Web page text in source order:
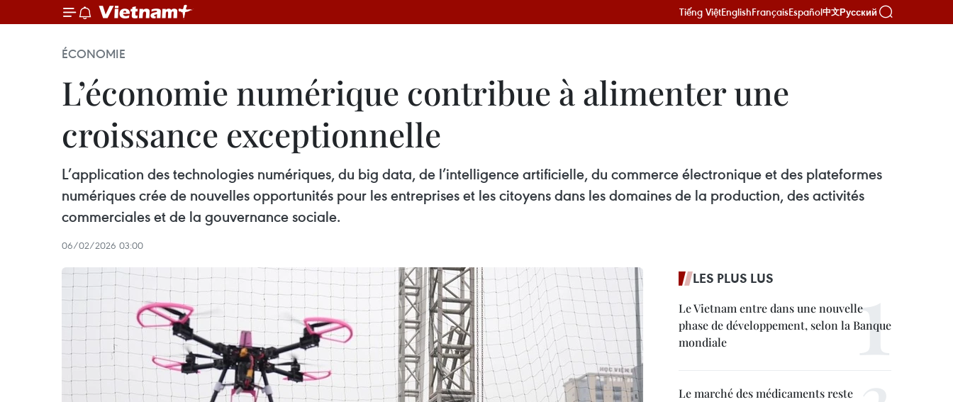
Tiếng ViệtEnglishFrançaisEspañol中文Русский
ÉCONOMIE
L’économie numérique contribue à alimenter une
croissance exceptionnelle
L’application des technologies numériques, du big data, de l’intelligence artificielle, du commerce électronique et des plateformes
numériques crée de nouvelles opportunités pour les entreprises et les citoyens dans les domaines de la production, des activités
commerciales et de la gouvernance sociale.
06/02/2026 03:00
LES PLUS LUS
Le Vietnam entre dans une nouvelle
phase de développement, selon la Banque
mondiale
Le marché des médicaments reste